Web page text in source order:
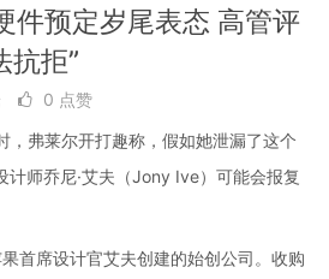
件预定岁尾表态 高管评
抗拒”
0 点赞
，弗莱尔开打趣称，假如她泄漏了这个
计师乔尼·艾夫（Jony Ive）可能会报复
首席设计官艾夫创建的始创公司。收购